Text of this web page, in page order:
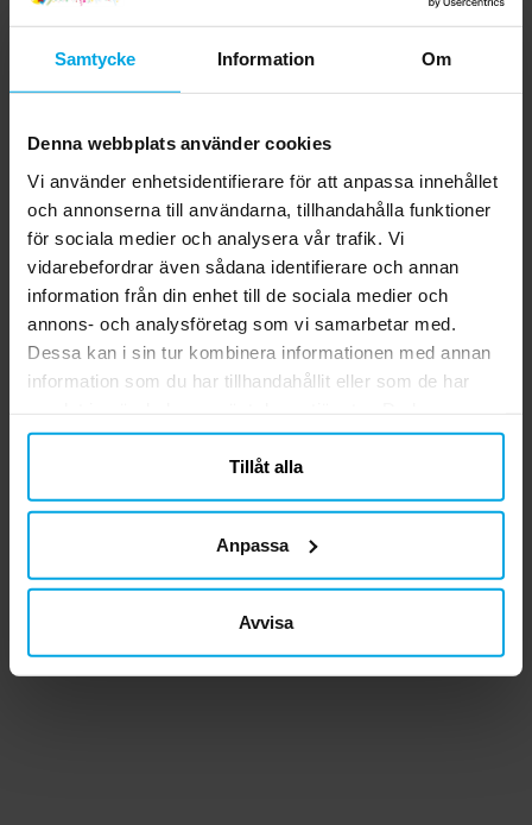
Samtycke Information Om
Denna webbplats använder cookies
Vi använder enhetsidentifierare för att anpassa innehållet
och annonserna till användarna, tillhandahålla funktioner
för sociala medier och analysera vår trafik. Vi
vidarebefordrar även sådana identifierare och annan
information från din enhet till de sociala medier och
annons- och analysföretag som vi samarbetar med.
Dessa kan i sin tur kombinera informationen med annan
information som du har tillhandahållit eller som de har
närsomhelst ändra ditt samtycke.
Tillåt alla
Anpassa
Avvisa